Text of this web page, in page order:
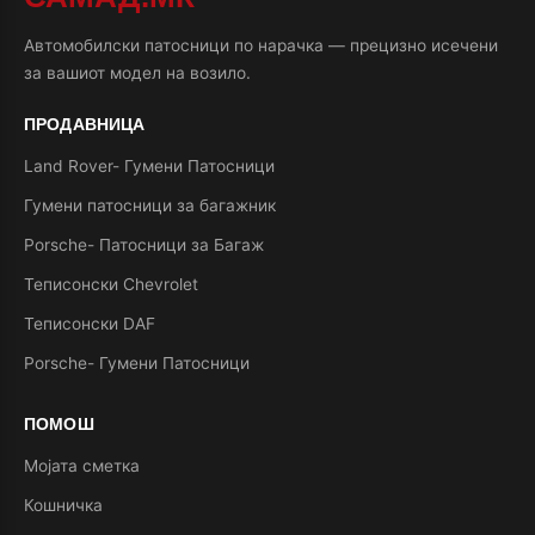
Автомобилски патосници по нарачка — прецизно исечени
за вашиот модел на возило.
ПРОДАВНИЦА
Land Rover- Гумени Патосници
Гумени патосници за багажник
Porsche- Патосници за Багаж
Теписонски Chevrolet
Теписонски DAF
Porsche- Гумени Патосници
ПОМОШ
Мојата сметка
Кошничка